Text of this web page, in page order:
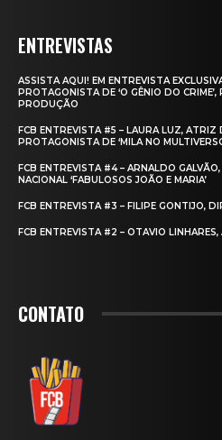
ENTREVISTAS
ASSISTA AQUI! EM ENTREVISTA
PROTAGONISTA DE ‘O GÊNIO DO
PRODUÇÃO
FCB ENTREVISTA #5 – LAURA LUZ, ATRIZ
PROTAGONISTA DE ‘MILA NO
FCB ENTREVISTA #4 – ARNALDO
NACIONAL ‘FABULOSOS JOÃO E MARIA’
FCB ENTREVISTA #3 – FILIPE GONTIJO,
FCB ENTREVISTA #2 – OTAVIO LINHARES,
CONTATO